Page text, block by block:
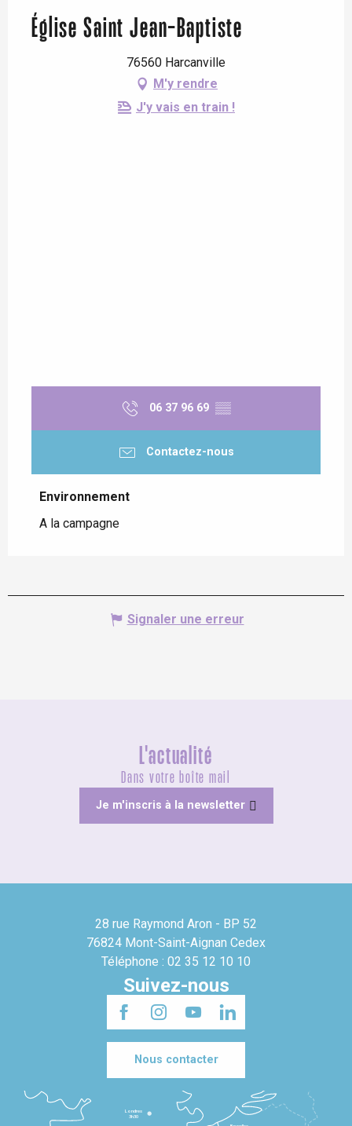
Église Saint Jean-Baptiste
76560 Harcanville
M'y rendre
J'y vais en train !
06 37 96 69 ▒▒
Contactez-nous
Environnement
Environnement
A la campagne
Signaler une erreur
L'actualité
Dans votre boîte mail
Je m'inscris à la newsletter
28 rue Raymond Aron - BP 52
76824 Mont-Saint-Aignan Cedex
Téléphone : 02 35 12 10 10
Suivez-nous
Nous contacter
Londres
3h30